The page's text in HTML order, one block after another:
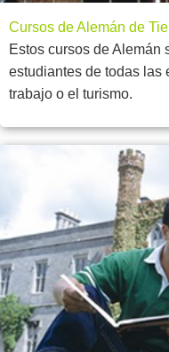
Cursos de Alemán de
Estos cursos de Alemán
estudiantes de todas las
trabajo o el turismo.